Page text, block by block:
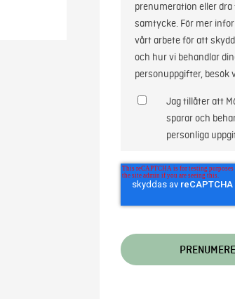
Jag tillåter att
sparar och
personliga
prenumeration eller
samtycke. För mer
vårt arbete för att
och hur vi behandlar
personuppgifter, besök